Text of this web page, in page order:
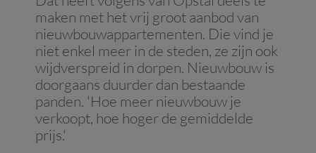
maken met het vrij groot aanbod van
nieuwbouwappartementen. Die vind je
niet enkel meer in de steden, ze zijn ook
wijdverspreid in dorpen. Nieuwbouw is
doorgaans duurder dan bestaande
panden. 'Hoe meer nieuwbouw je
verkoopt, hoe hoger de gemiddelde
prijs.'